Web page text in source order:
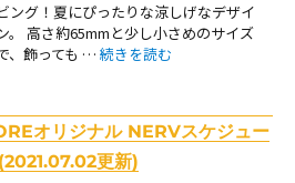
ング！夏にぴったりな涼しげなデザイ
。 高さ約65mmと少し小さめのサイズ
、飾っても … “【新商品：「ゆるしと」10
続きを読む
オリジナル NERVスケジュー
更新)